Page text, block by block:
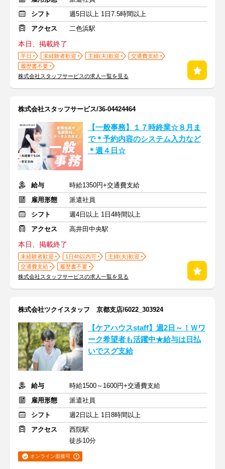
シフト
週5日以上 1日7.5時間以上
アクセス
二色浜駅
本日、掲載終了
平日 未経験者歓迎 主婦(夫)歓迎
交通費支給
履歴書不要
株式会社スタッフサービスの求人一覧を見る
株式会社スタッフサービス/36-04424464
【一般事務】１７時終業☆８月ま
で＊予約内容のシステム入力など
＊週４日☆
給与
時給1350円+交通費支給
雇用形態
派遣社員
シフト
週4日以上 1日4時間以上
アクセス
高井田中央駅
本日、掲載終了
未経験者歓迎 1日4h以内可
主婦(夫)歓迎
交通費支給
履歴書不要
株式会社スタッフサービスの求人一覧を見る
株式会社ツクイスタッフ 京都支店/6022_303924
【ケアハウスstaff】週2日～！Ｗワ
ーク希望者も活躍中★給与は日払
いでスグ支給
給与
時給1500～1600円+交通費支給
雇用形態
派遣社員
シフト
週2日以上 1日8時間以上
アクセス
西院駅
徒歩10分
オンライン面接可